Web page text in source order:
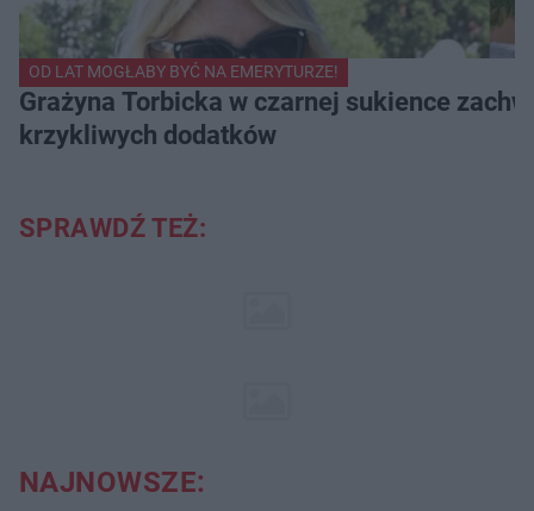
OD LAT MOGŁABY BYĆ NA EMERYTURZE!
Grażyna Torbicka w czarnej sukience
krzykliwych dodatków
SPRAWDŹ TEŻ:
NAJNOWSZE: